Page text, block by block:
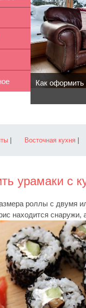
Как оформить
Восточная кухня
урамаки с
роллы с двумя
находится снаружи,